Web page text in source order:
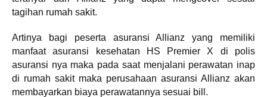
tagihan rumah sakit.
Artinya bagi peserta asuransi Allianz yang memiliki
manfaat asuransi kesehatan HS Premier X di polis
asuransi nya maka pada saat menjalani perawatan inap
di rumah sakit maka perusahaan asuransi Allianz akan
membayarkan biaya perawatannya sesuai bill.